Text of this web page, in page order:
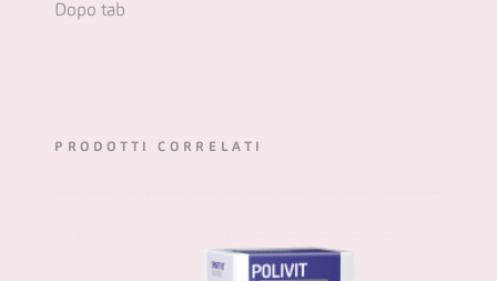
Dopo tab
PRODOTTI CORRELATI